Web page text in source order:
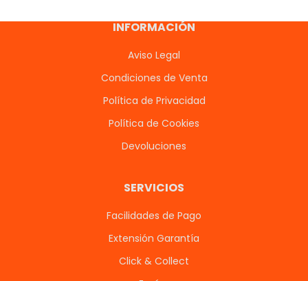
INFORMACIÓN
Aviso Legal
Condiciones de Venta
Política de Privacidad
Política de Cookies
Devoluciones
SERVICIOS
Facilidades de Pago
Extensión Garantía
Click & Collect